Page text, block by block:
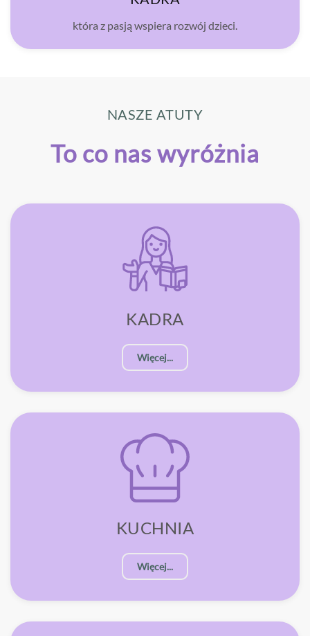
która z pasją wspiera rozwój dzieci.
NASZE ATUTY
To co nas wyróżnia
KADRA
Więcej...
KUCHNIA
Więcej...